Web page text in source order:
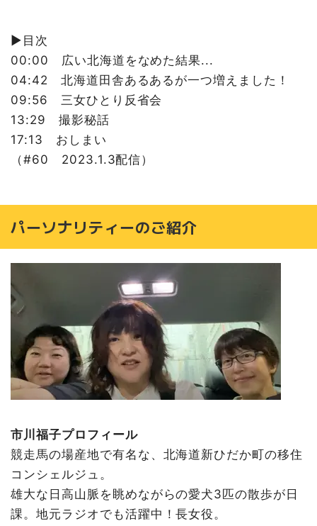
▶️目次
00:00 広い北海道をなめた結果...
04:42 北海道田舎あるあるが一つ増えました！
09:56 三女ひとり反省会
13:29 撮影秘話
17:13 おしまい
（#60 2023.1.3配信）
パーソナリティーのご紹介
市川福子プロフィール
競走馬の場産地で有名な、北海道新ひだか町の移住
コンシェルジュ。
雄大な日高山脈を眺めながらの愛犬3匹の散歩が日
課。地元ラジオでも活躍中！長女役。